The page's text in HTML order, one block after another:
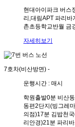
현대아이파크 버스
리,대림APT 파리바
촌초등학교반월 금
자세히보기
7호차(비산방면) -
운행시간 : 매시
학원출발0분 비산
동편2단지(빙그레
의점)17분 김밥천
리안경)21분 파리